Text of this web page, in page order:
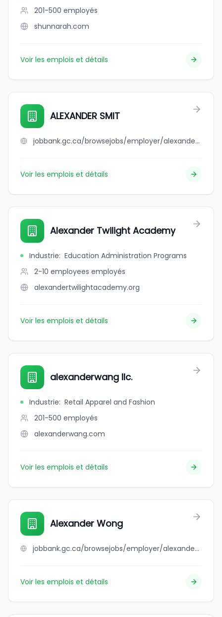
201-500 employés
shunnarah.com
Voir les emplois et détails
ALEXANDER SMIT
jobbank.gc.ca/browsejobs/employer/alexander+smit/ca
Voir les emplois et détails
Alexander Twilight Academy
Industrie: Education Administration Programs
2-10 employees employés
alexandertwilightacademy.org
Voir les emplois et détails
alexanderwang llc.
Industrie: Retail Apparel and Fashion
201-500 employés
alexanderwang.com
Voir les emplois et détails
Alexander Wong
jobbank.gc.ca/browsejobs/employer/alexander+wong/ca
Voir les emplois et détails